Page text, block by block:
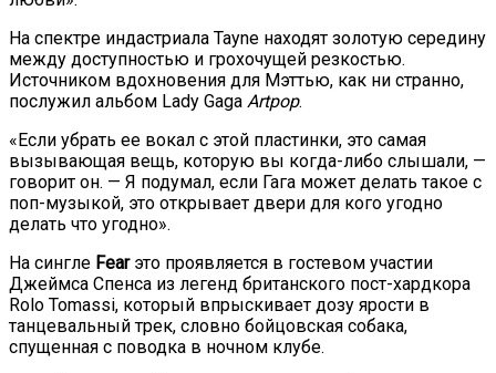
На спектре индастриала Tayne находят золотую середину
между доступностью и грохочущей резкостью.
Источником вдохновения для Мэттью, как ни странно,
послужил альбом Lady Gaga Artpop.
«Если убрать ее вокал с этой пластинки, это самая
вызывающая вещь, которую вы когда-либо слышали, —
говорит он. — Я подумал, если Гага может делать такое с
поп-музыкой, это открывает двери для кого угодно
делать что угодно».
На сингле Fearэто проявляется в гостевом участии
Джеймса Спенса из легенд британского пост-хардкора
Rolo Tomassi, который впрыскивает дозу ярости в
танцевальный трек, словно бойцовская собака,
спущенная с поводка в ночном клубе.